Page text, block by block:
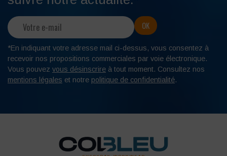
*En indiquant votre adresse mail ci-dessus, vous consentez à
recevoir nos propositions commerciales par voie électronique.
Vous pouvez vous désinscrire à tout moment. Consultez nos
mentions légales et notre politique de confidentialité.